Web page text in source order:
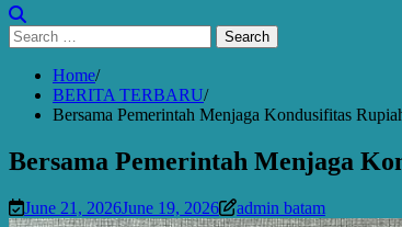
Search
for:
Home
BERITA TERBARU
Bersama Pemerintah Menjaga Kondusifitas
Bersama Pemerintah Menjaga
June 21, 2026June 19, 2026 admin batam